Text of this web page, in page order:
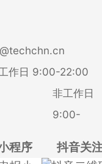
作日 9:00-22:00
非工作日
9:00-
程序 抖音关